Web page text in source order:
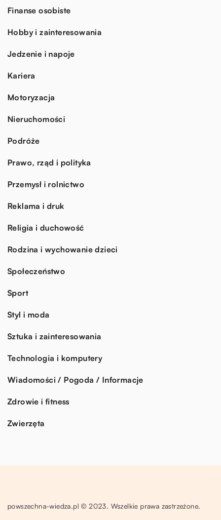
Finanse osobiste
Hobby i zainteresowania
Jedzenie i napoje
Kariera
Motoryzacja
Nieruchomości
Podróże
Prawo, rząd i polityka
Przemysł i rolnictwo
Reklama i druk
Religia i duchowość
Rodzina i wychowanie dzieci
Społeczeństwo
Sport
Styl i moda
Sztuka i zainteresowania
Technologia i komputery
Wiadomości / Pogoda / Informacje
Zdrowie i fitness
Zwierzęta
powszechna-wiedza.pl © 2023. Wszelkie prawa zastrzeżone.